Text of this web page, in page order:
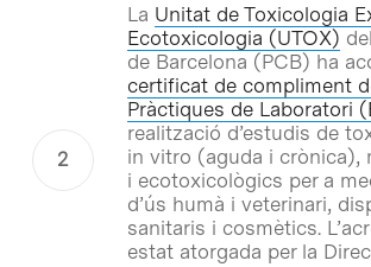
La Unitat de Toxicologia
Ecotoxicologia (UTOX)
de Barcelona (PCB) ha
certificat de compliment
Pràctiques de Laboratori
realització d’estudis de
in vitro (aguda i crònica),
i ecotoxicològics per a
d’ús humà i veterinari,
sanitaris i cosmètics.
estat atorgada per la